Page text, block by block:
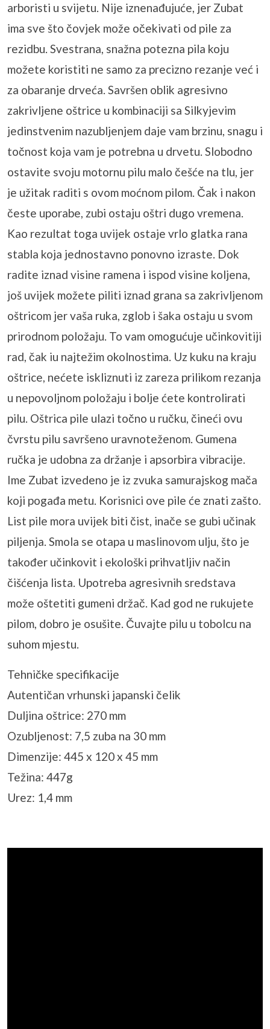
arboristi u svijetu. Nije iznenađujuće, jer Zubat
ima sve što čovjek može očekivati ​​od pile za
rezidbu. Svestrana, snažna potezna pila koju
možete koristiti ne samo za precizno rezanje već i
za obaranje drveća. Savršen oblik agresivno
zakrivljene oštrice u kombinaciji sa Silkyjevim
jedinstvenim nazubljenjem daje vam brzinu, snagu i
točnost koja vam je potrebna u drvetu. Slobodno
ostavite svoju motornu pilu malo češće na tlu, jer
je užitak raditi s ovom moćnom pilom. Čak i nakon
česte uporabe, zubi ostaju oštri dugo vremena.
Kao rezultat toga uvijek ostaje vrlo glatka rana
stabla koja jednostavno ponovno izraste. Dok
radite iznad visine ramena i ispod visine koljena,
još uvijek možete piliti iznad grana sa zakrivljenom
oštricom jer vaša ruka, zglob i šaka ostaju u svom
prirodnom položaju. To vam omogućuje učinkovitiji
rad, čak iu najtežim okolnostima. Uz kuku na kraju
oštrice, nećete iskliznuti iz zareza prilikom rezanja
u nepovoljnom položaju i bolje ćete kontrolirati
pilu. Oštrica pile ulazi točno u ručku, čineći ovu
čvrstu pilu savršeno uravnoteženom. Gumena
ručka je udobna za držanje i apsorbira vibracije.
Ime Zubat izvedeno je iz zvuka samurajskog mača
koji pogađa metu. Korisnici ove pile će znati zašto.
List pile mora uvijek biti čist, inače se gubi učinak
piljenja. Smola se otapa u maslinovom ulju, što je
također učinkovit i ekološki prihvatljiv način
čišćenja lista. Upotreba agresivnih sredstava
može oštetiti gumeni držač. Kad god ne rukujete
pilom, dobro je osušite. Čuvajte pilu u tobolcu na
suhom mjestu.
Tehničke specifikacije
Autentičan vrhunski japanski čelik
Duljina oštrice: 270 mm
Ozubljenost: 7,5 zuba na 30 mm
Dimenzije: 445 x 120 x 45 mm
Težina: 447g
Urez: 1,4 mm